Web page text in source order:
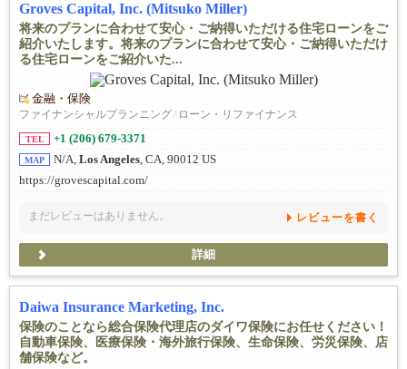
Groves Capital, Inc. (Mitsuko Miller)
将来のプランに合わせて安心・ご納得いただける住宅ローンをご
紹介いたします。将来のプランに合わせて安心・ご納得いただけ
る住宅ローンをご紹介いた...
金融・保険
ファイナンシャルプランニング/ ローン・リファイナンス
TEL +1 (206) 679-3371
MAP N/A, Los Angeles, CA, 90012 US
https://grovescapital.com/
まだレビューはありません。 レビューを書く
詳細
Daiwa Insurance Marketing, Inc.
保険のことなら総合保険代理店のダイワ保険にお任せください！
自動車保険、医療保険・海外旅行保険、生命保険、労災保険、店
舗保険など。